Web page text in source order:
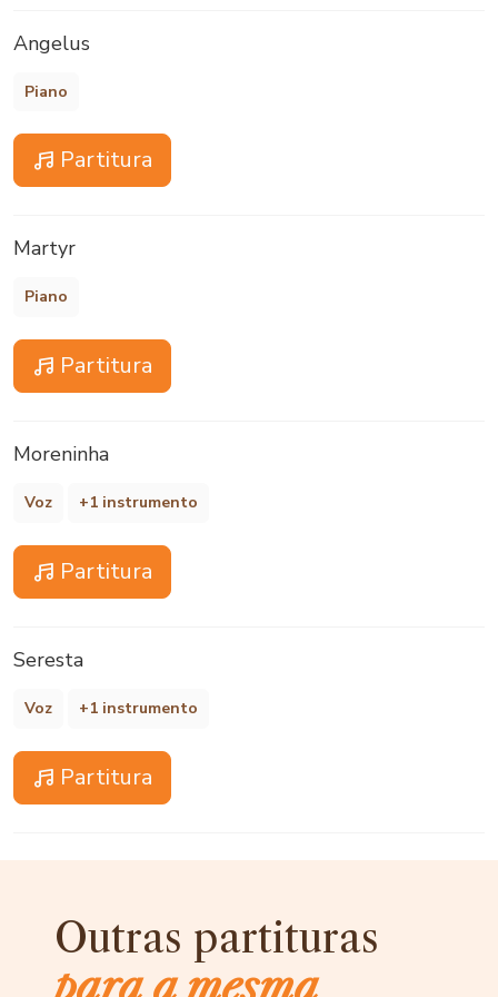
Angelus
Piano
Partitura
Martyr
Piano
Partitura
Moreninha
Voz +1 instrumento
Partitura
Seresta
Voz +1 instrumento
Partitura
Outras partituras
para a mesma